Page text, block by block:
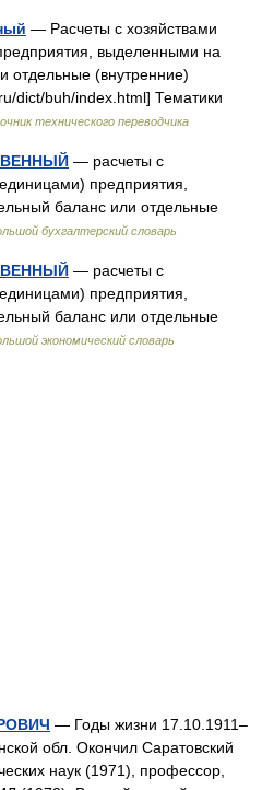
— Расчеты с хозяйствами
выделенными на
отдельные (внутренние)
dict/buh/index.html] Тематики
технического переводчика
— расчеты с
предприятия,
баланс или отдельные
бухгалтерский словарь
— расчеты с
предприятия,
баланс или отдельные
экономический словарь
— Годы жизни 17.10.1911–
обл. Окончил Саратовский
наук (1971), профессор,